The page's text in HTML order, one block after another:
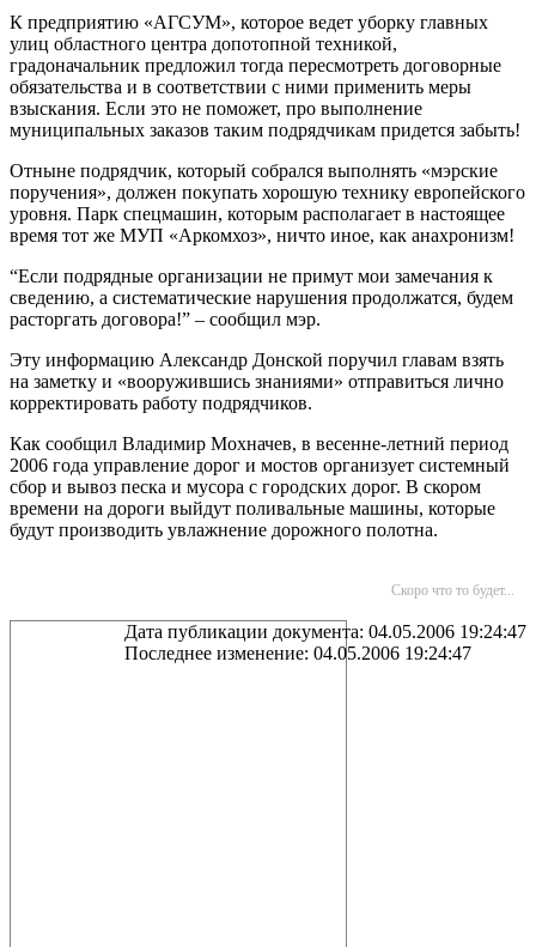
К предприятию «АГСУМ», которое ведет уборку главных
улиц областного центра допотопной техникой,
градоначальник предложил тогда пересмотреть договорные
обязательства и в соответствии с ними применить меры
взыскания. Если это не поможет, про выполнение
муниципальных заказов таким подрядчикам придется забыть!
Отныне подрядчик, который собрался выполнять «мэрские
поручения», должен покупать хорошую технику европейского
уровня. Парк спецмашин, которым располагает в настоящее
время тот же МУП «Аркомхоз», ничто иное, как анахронизм!
“Если подрядные организации не примут мои замечания к
сведению, а систематические нарушения продолжатся, будем
расторгать договора!” – сообщил мэр.
Эту информацию Александр Донской поручил главам взять
на заметку и «вооружившись знаниями» отправиться лично
корректировать работу подрядчиков.
Как сообщил Владимир Мохначев, в весенне-летний период
2006 года управление дорог и мостов организует системный
сбор и вывоз песка и мусора с городских дорог. В скором
времени на дороги выйдут поливальные машины, которые
будут производить увлажнение дорожного полотна.
Скоро что то будет...
Дата публикации документа: 04.05.2006 19:24:47
Последнее изменение: 04.05.2006 19:24:47